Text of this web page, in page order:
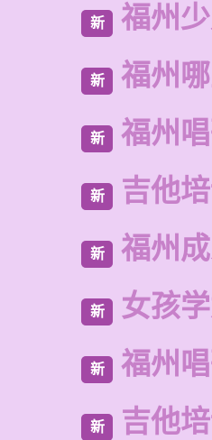
新 福州
新 福州
新 福州
新 吉他
新 福州
新 女孩
新 福州
新 吉他